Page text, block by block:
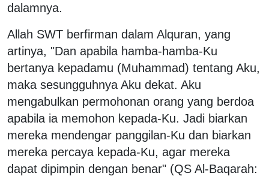
dalamnya.
Allah SWT berfirman dalam Alquran, yang
artinya, "Dan apabila hamba-hamba-Ku
bertanya kepadamu (Muhammad) tentang Aku,
maka sesungguhnya Aku dekat. Aku
mengabulkan permohonan orang yang berdoa
apabila ia memohon kepada-Ku. Jadi biarkan
mereka mendengar panggilan-Ku dan biarkan
mereka percaya kepada-Ku, agar mereka
dapat dipimpin dengan benar" (QS Al-Baqarah: